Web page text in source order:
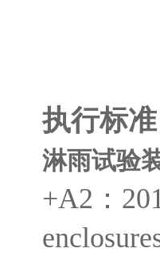
执行标准
淋雨试验
+A2：